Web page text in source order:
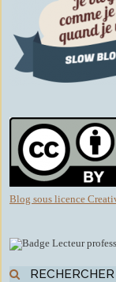
Blog sous licence
RECHERCHER